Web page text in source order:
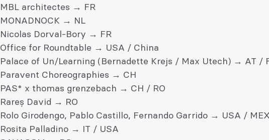
MBL architectes → FR
MONADNOCK → NL
Nicolas Dorval-Bory → FR
Office for Roundtable → USA / China
Palace of Un/Learning (Bernadette Krejs / Max Utech) → AT /
Paravent Choreographies → CH
PAS* x thomas grenzebach → CH / RO
Rareș David → RO
Rolo Girodengo, Pablo Castillo, Fernando Garrido → USA /
Rosita Palladino → IT / USA